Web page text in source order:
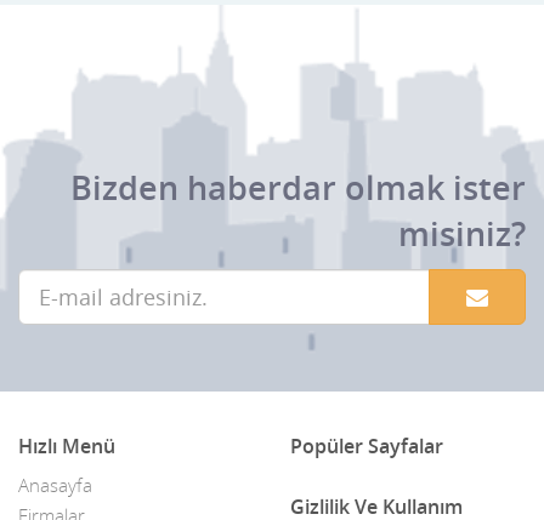
Bizden haberdar olmak ister
misiniz?
Hızlı Menü
Anasayfa
Popüler Sayfalar
Gizlilik Ve Kullanım